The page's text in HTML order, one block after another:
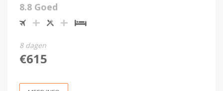
8.8 Goed
8 dagen
€615